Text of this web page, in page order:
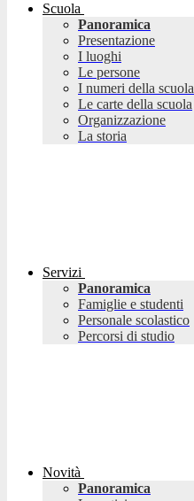
Scuola
Panoramica
Presentazione
I luoghi
Le persone
I numeri della scuola
Le carte della scuola
Organizzazione
La storia
Servizi
Panoramica
Famiglie e studenti
Personale scolastico
Percorsi di studio
Novità
Panoramica